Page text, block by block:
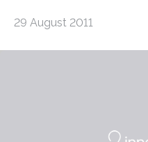
29 August 2011